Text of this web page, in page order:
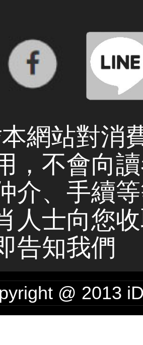
網站對消
，不會向
介、手續
人士向您
告知我們
@ 2013